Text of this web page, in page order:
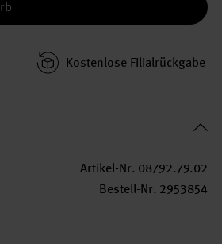
Kosten­lose Filial­rückgabe
Artikel-Nr. 08792.79.02
Bestell-Nr. 2953854